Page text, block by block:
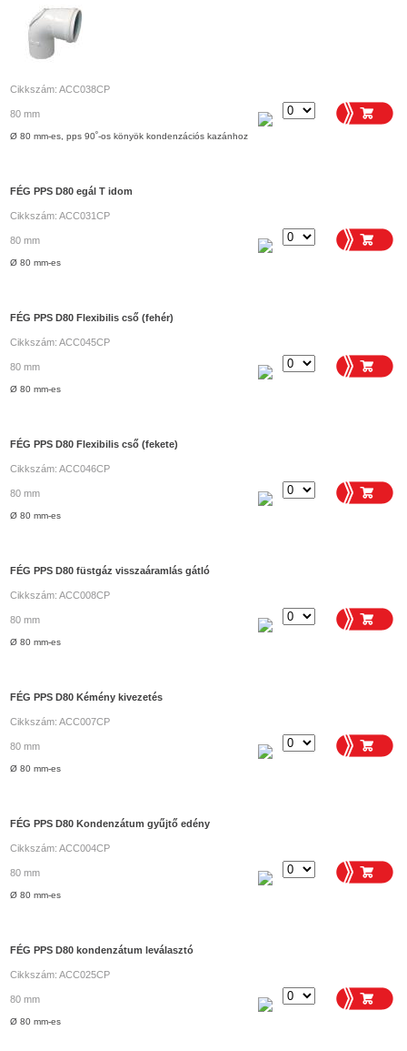
Cikkszám: ACC038CP
80 mm
Ø 80 mm-es, pps 90˚-os könyök kondenzációs kazánhoz
FÉG PPS D80 egál T idom
Cikkszám: ACC031CP
80 mm
Ø 80 mm-es
FÉG PPS D80 Flexibilis cső (fehér)
Cikkszám: ACC045CP
80 mm
Ø 80 mm-es
FÉG PPS D80 Flexibilis cső (fekete)
Cikkszám: ACC046CP
80 mm
Ø 80 mm-es
FÉG PPS D80 füstgáz visszaáramlás gátló
Cikkszám: ACC008CP
80 mm
Ø 80 mm-es
FÉG PPS D80 Kémény kivezetés
Cikkszám: ACC007CP
80 mm
Ø 80 mm-es
FÉG PPS D80 Kondenzátum gyűjtő edény
Cikkszám: ACC004CP
80 mm
Ø 80 mm-es
FÉG PPS D80 kondenzátum leválasztó
Cikkszám: ACC025CP
80 mm
Ø 80 mm-es